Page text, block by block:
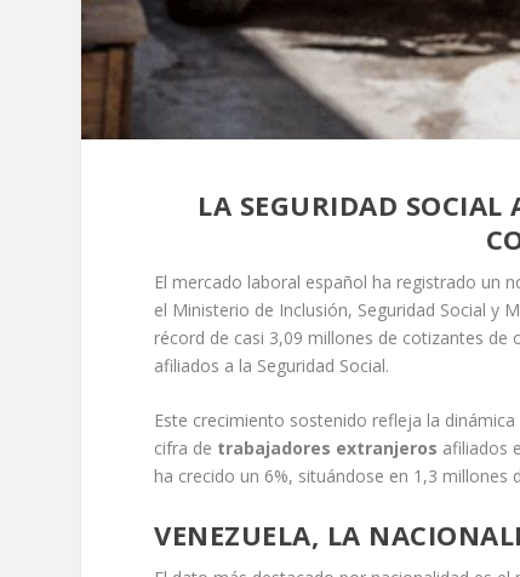
LA SEGURIDAD
El mercado laboral español ha registrado un
el Ministerio de Inclusión, Seguridad Social y
récord de casi 3,09 millones de cotizantes
afiliados a la Seguridad Social.
Este crecimiento sostenido refleja la
cifra de trabajadores extranjeros afiliados
ha crecido un 6%, situándose en 1,3
VENEZUELA, LA